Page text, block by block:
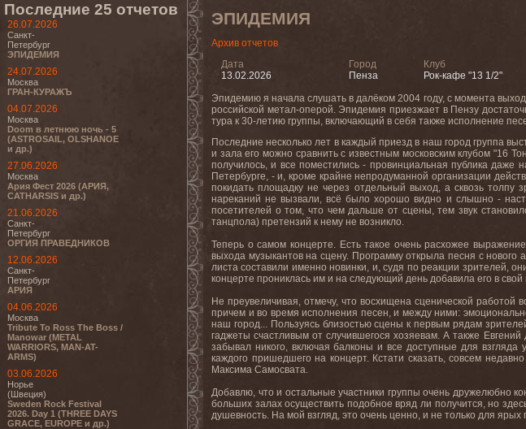
Последние 25 отчетов
26.07.2026
Санкт-
Петербург
ЭПИДЕМИЯ
24.07.2026
Москва
ГРАН-КУРАЖЪ
04.07.2026
Москва
Doom в летнюю ночь - 5
(ASTROSAIL, OLSHANOE
и др.)
27.06.2026
Москва
Ария Фест 2026 (АРИЯ,
CATHARSIS и др.)
21.06.2026
Санкт-
Петербург
ОРГИЯ ПРАВЕДНИКОВ
12.06.2026
Санкт-
Петербург
АРИЯ
04.06.2026
Москва
Tribute To Ross The Boss /
Manowar (METAL
WARRIORS, MAN-AT-
ARMS)
03.06.2026
Норье
(Швеция)
Sweden Rock Festival
2026. Day 1 (THREE DAYS
GRACE, EUROPE и др.)
ЭПИДЕМИЯ
Архив отчетов
Дата
13.02.2026
Город
Пенза
Клуб
Рок-кафе "13 1/2"
Эпидемию я начала слушать в далёком 2004 году, с момента
российской метал-оперой. Эпидемия приезжает в Пензу
тура к 30-летию группы, включающий в себя также исполнение
Последние несколько лет в каждый приезд в наш город группа
и зала его можно сравнить с известным московским клубом "16
получилось, и все поместились - провинциальная публика
Петербурге, - и, кроме крайне непродуманной организации
покидать площадку не через отдельный выход, а сквозь толпу
нареканий не вызвали, всё было хорошо видно и слышно -
посетителей о том, что чем дальше от сцены, тем звук
танцпола) претензий к нему не возникло.
Теперь о самом концерте. Есть такое очень расхожее
выхода музыкантов на сцену. Программу открыла песня с нового
листа составили именно новинки, и, судя по реакции зрителей,
концерте прониклась им и на следующий день добавила его в свой
Не преувеличивая, отмечу, что восхищена сценической работой
причем и во время исполнения песен, и между ними:
наш город... Пользуясь близостью сцены к первым рядам
гаджеты счастливым от случившегося хозяевам. А также
забывал никого, включая балконы и все доступные для
каждого пришедшего на концерт. Кстати сказать, совсем
Максима Самосвата.
Добавлю, что и остальные участники группы очень дружелюбно
больших залах осуществить подобное вряд ли получится, но
душевность. На мой взгляд, это очень ценно, и не только для